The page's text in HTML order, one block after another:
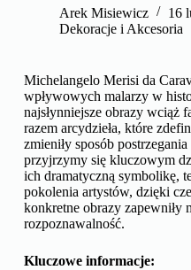
Arek Misiewicz
16
Dekoracje i Akcesoria
Michelangelo Merisi da
wpływowych malarzy w
najsłynniejsze obrazy wciąż
razem arcydzieła, które
zmieniły sposób
przyjrzymy się kluczowym
ich dramatyczną symbolikę,
pokolenia artystów, dzięki
konkretne obrazy zapewniły
rozpoznawalność.
Kluczowe informacje: